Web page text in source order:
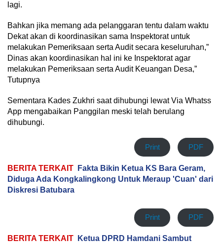
lagi.
Bahkan jika memang ada pelanggaran tentu dalam waktu
Dekat akan di koordinasikan sama Inspektorat untuk
melakukan Pemeriksaan serta Audit secara keseluruhan,”
Dinas akan koordinasikan hal ini ke Inspektorat agar
melakukan Pemeriksaan serta Audit Keuangan Desa,”
Tutupnya
Sementara Kades Zukhri saat dihubungi lewat Via Whatss
App mengabaikan Panggilan meski telah berulang
dihubungi.
Print PDF
BERITA TERKAIT
Fakta Bikin Ketua KS Bara Geram,
Diduga Ada Kongkalingkong Untuk Meraup 'Cuan' dari
Diskresi Batubara
Print PDF
BERITA TERKAIT
Ketua DPRD Hamdani Sambut